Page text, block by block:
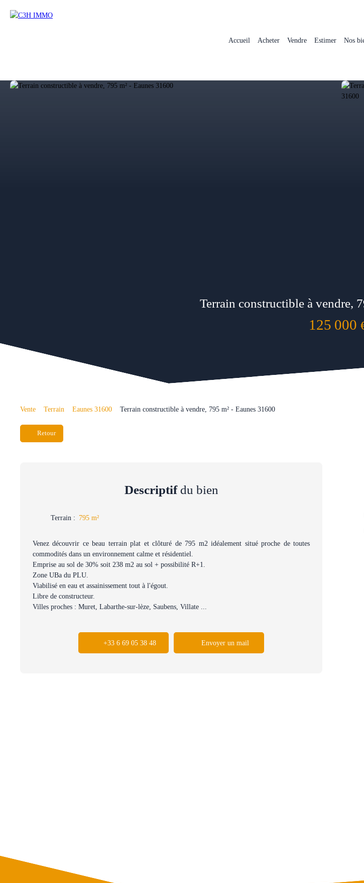
Accueil Acheter Vendre Estimer Nos
Terrain constructible à vendre,
125 000
Vente Terrain Eaunes 31600 Terrain constructible à vendre, 795 m² - Eaunes 31600
Retour
Descriptifdu bien
Terrain : 795 m²
Venez découvrir ce beau terrain plat et clôturé de 795 m2 idéalement situé proche de toutes
commodités dans un environnement calme et résidentiel.
Emprise au sol de 30% soit 238 m2 au sol + possibilité R+1.
Zone UBa du PLU.
Viabilisé en eau et assainissement tout à l'égout.
Libre de constructeur.
Villes proches : Muret, Labarthe-sur-lèze, Saubens, Villate ...
+33 6 69 05 38 48 Envoyer un mail